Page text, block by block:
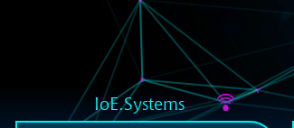
IoE.Systems